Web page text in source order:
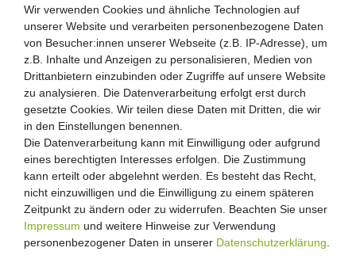
Wir verwenden Cookies und ähnliche Technologien auf
unserer Website und verarbeiten personenbezogene Daten
von Besucher:innen unserer Webseite (z.B. IP-Adresse), um
z.B. Inhalte und Anzeigen zu personalisieren, Medien von
Drittanbietern einzubinden oder Zugriffe auf unsere Website
zu analysieren. Die Datenverarbeitung erfolgt erst durch
gesetzte Cookies. Wir teilen diese Daten mit Dritten, die wir
in den Einstellungen benennen.
Die Datenverarbeitung kann mit Einwilligung oder aufgrund
eines berechtigten Interesses erfolgen. Die Zustimmung
kann erteilt oder abgelehnt werden. Es besteht das Recht,
nicht einzuwilligen und die Einwilligung zu einem späteren
Zeitpunkt zu ändern oder zu widerrufen. Beachten Sie unser
Impressum und weitere Hinweise zur Verwendung
personenbezogener Daten in unserer Daten­schutz­erklärung